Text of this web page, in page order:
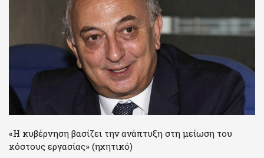
«Η κυβέρνηση βασίζει την ανάπτυξη στη μείωση του
κόστους εργασίας» (ηχητικό)